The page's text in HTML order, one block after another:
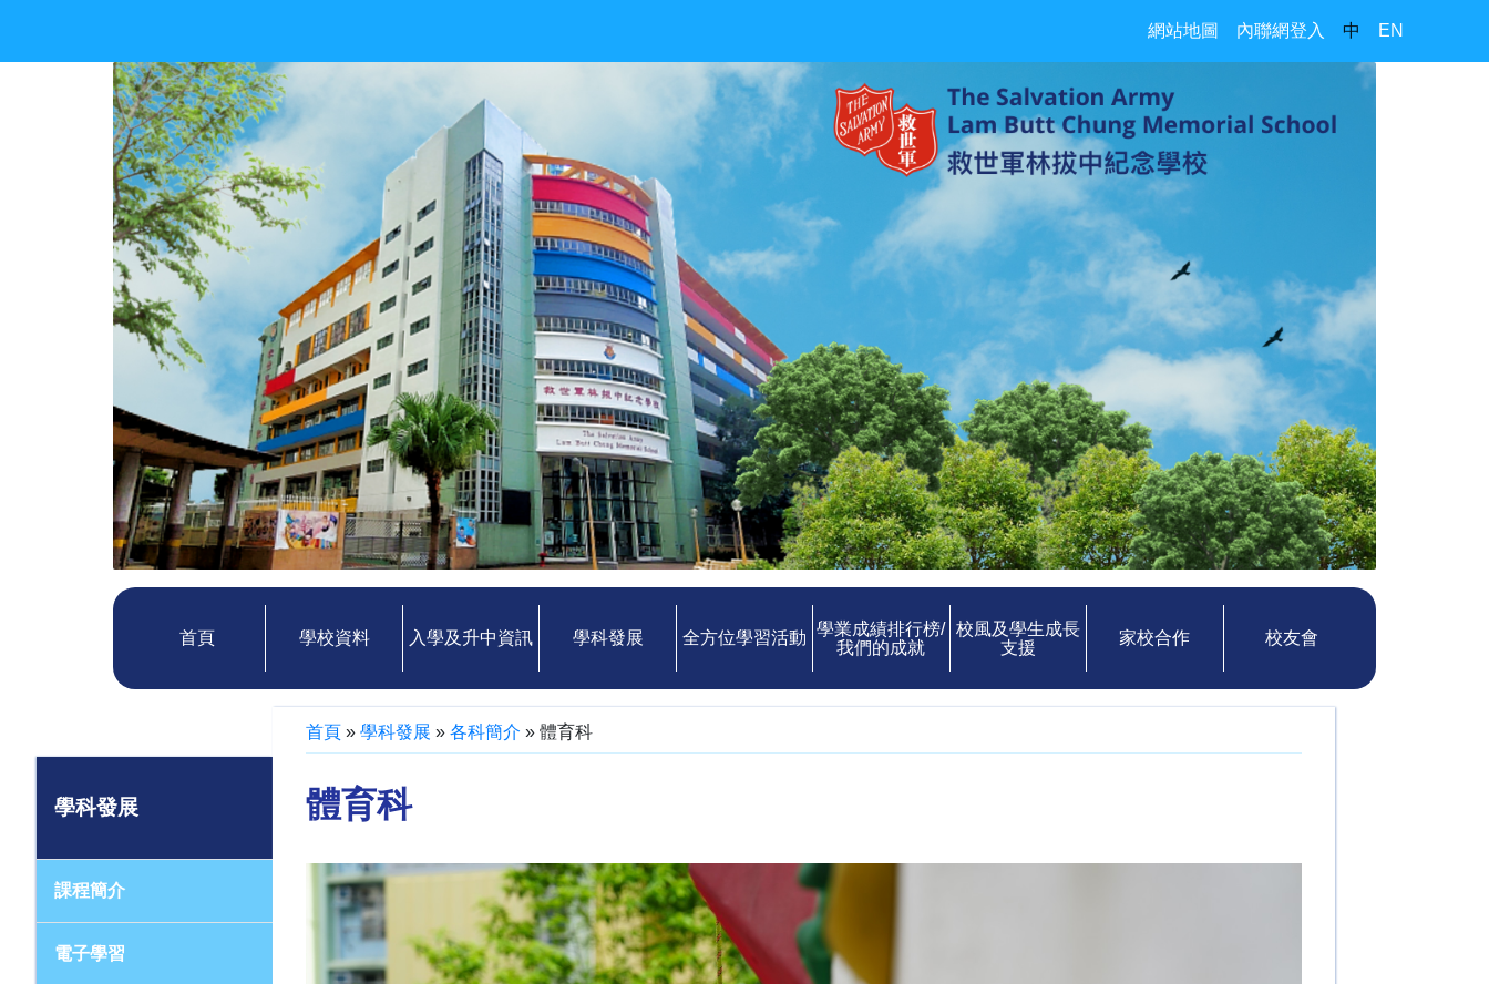
網站地圖 內聯網登入 中 EN
首頁 學校資料 入學及升中資訊 學科發展 全方位學習活動
學業成績排行榜/
我們的成就
校風及學生成長
支援
家校合作 校友會
學科發展
課程簡介
電子學習
首頁 » 學科發展 » 各科簡介 » 體育科
體育科